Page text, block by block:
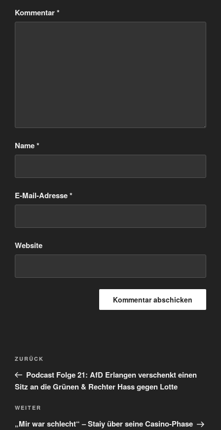
Kommentar*
Name*
E-Mail-Adresse*
Website
Beitragsnavigation
Vorheriger
Beitrag
ZURÜCK
Podcast Folge 21: AfD Erlangen verschenkt einen
Sitz an die Grünen & Rechter Hass gegen Lotte
Nächster
Beitrag
WEITER
„Mir war schlecht“ – Staiy über seine Casino-Phase